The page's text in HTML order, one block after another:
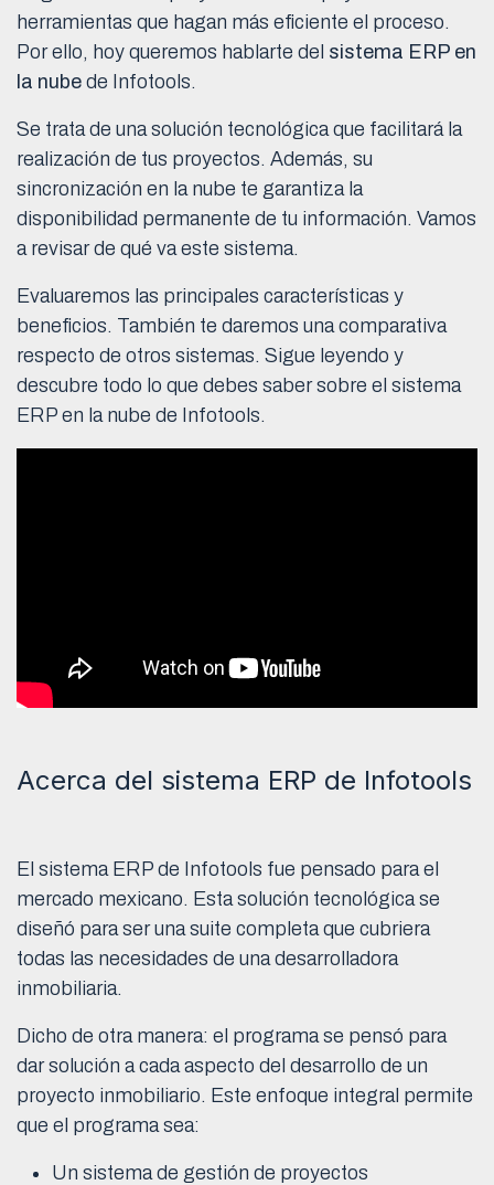
herramientas que hagan más eficiente el proceso.
Por ello, hoy queremos hablarte del sistema ERP en
la nube de Infotools.
Se trata de una solución tecnológica que facilitará la
realización de tus proyectos. Además, su
sincronización en la nube te garantiza la
disponibilidad permanente de tu información. Vamos
a revisar de qué va este sistema.
Evaluaremos las principales características y
beneficios. También te daremos una comparativa
respecto de otros sistemas. Sigue leyendo y
descubre todo lo que debes saber sobre el sistema
ERP en la nube de Infotools.
Acerca del sistema ERP de Infotools
El sistema ERP de Infotools fue pensado para el
mercado mexicano. Esta solución tecnológica se
diseñó para ser una suite completa que cubriera
todas las necesidades de una desarrolladora
inmobiliaria.
Dicho de otra manera: el programa se pensó para
dar solución a cada aspecto del desarrollo de un
proyecto inmobiliario. Este enfoque integral permite
que el programa sea:
Un sistema de gestión de proyectos